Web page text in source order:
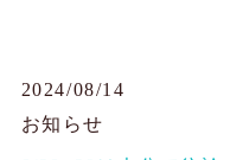
2024/08/14
お知らせ